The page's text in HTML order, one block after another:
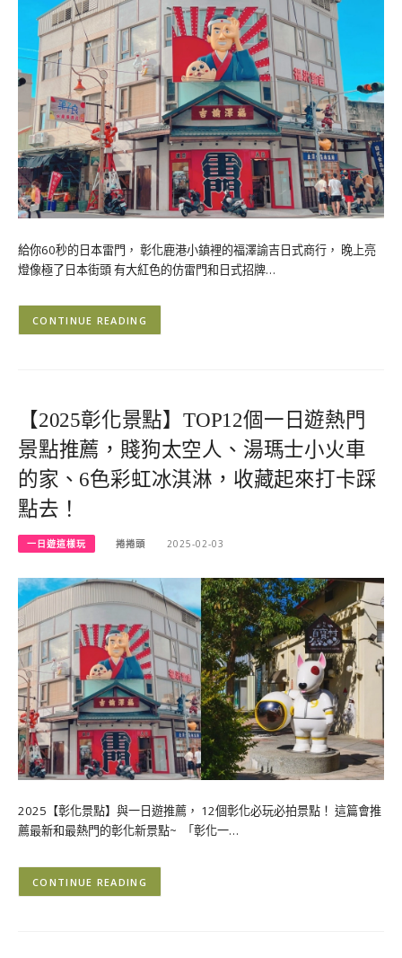
給你60秒的日本雷門， 彰化鹿港小鎮裡的福澤諭吉日式商行， 晚上亮
燈像極了日本街頭 有大紅色的仿雷門和日式招牌…
CONTINUE READING
【2025彰化景點】TOP12個一日遊熱門
景點推薦，賤狗太空人、湯瑪士小火車
的家、6色彩虹冰淇淋，收藏起來打卡踩
點去！
一日遊這樣玩 捲捲頭 2025-02-03
2025【彰化景點】與一日遊推薦， 12個彰化必玩必拍景點！ 這篇會推
薦最新和最熱門的彰化新景點~ 「彰化一…
CONTINUE READING